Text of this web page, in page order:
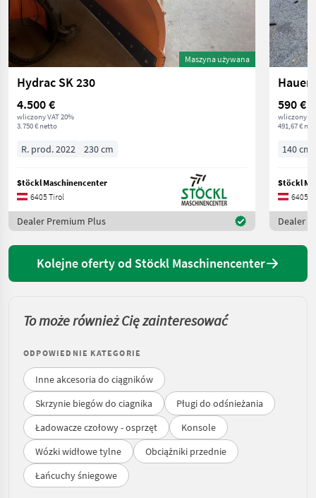
Maszyna używana
Hydrac SK 230
4.500 €
wliczony VAT 20%
3.750 € netto
R. prod. 2022 230 cm
Stöckl Maschinencenter
6405 Tirol
Dealer Premium Plus
Hauer
590 €
wliczony
491,67 €
140 cm
Stöckl
6405
Dealer
Kolejne oferty od Stöckl Maschinencenter
To może również Cię zainteresować
ODPOWIEDNIE KATEGORIE
Inne akcesoria do ciągników
Skrzynie biegów do ciagnika
Pługi do odśnieżania
Ładowacze czołowy - osprzęt
Konsole
Wózki widłowe tylne
Obciążniki przednie
Łańcuchy śniegowe